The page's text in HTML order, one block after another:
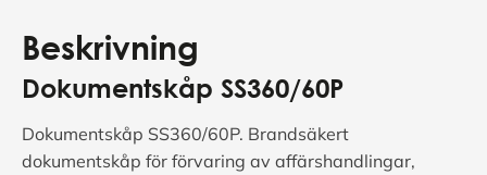
Beskrivning
Dokumentskåp SS360/60P
Dokumentskåp SS360/60P. Brandsäkert
dokumentskåp för förvaring av affärshandlingar,